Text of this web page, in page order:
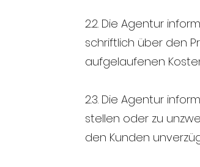
2.2. Die Agentur
schriftlich über den
aufgelaufenen
2.3. Die Agentur
stellen oder zu
den Kunden